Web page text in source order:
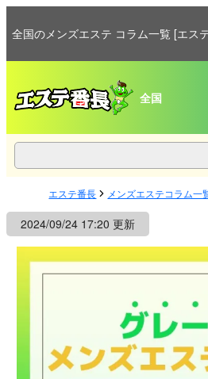
全国のメンズエステ コラム一覧 [エス
全国
エステ番長 メンズエステコラム一
2024/09/24 17:20 更新